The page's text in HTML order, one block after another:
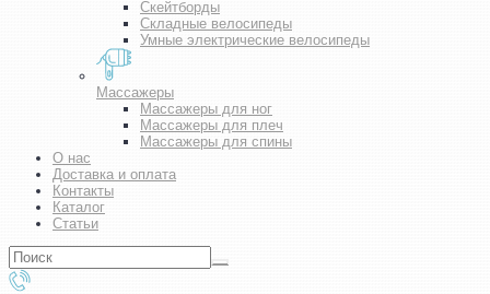
Скейтборды
Складные велосипеды
Умные электрические велосипеды
Массажеры
Массажеры для ног
Массажеры для плеч
Массажеры для спины
О нас
Доставка и оплата
Контакты
Каталог
Статьи